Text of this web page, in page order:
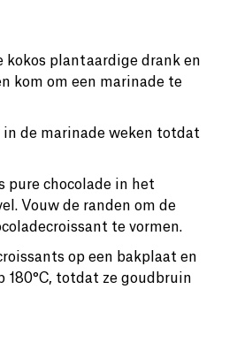
kokos plantaardige drank en
kom om een marinade te
de marinade weken totdat
pure chocolade in het
Vouw de randen om de
te vormen.
op een bakplaat en
180°C, totdat ze goudbruin